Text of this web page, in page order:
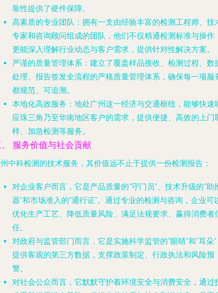
靠性提供了硬件保障。
高素质的专业团队 ：拥有一支由经验丰富的检测工程师、技
专家和咨询顾问组成的团队，他们不仅精通检测标准与操作
更能深入理解行业动态与客户需求，提供针对性解决方案。
严谨的质量管理体系 ：建立了覆盖样品接收、检测过程、数
处理、报告签发全流程的严格质量管理体系，确保每一项服
都规范、可追溯。
本地化高效服务 ：地处广州这一经济与交通枢纽，能够快速
应珠三角乃至华南地区客户的需求，提供便捷、高效的上门
样、加急检测等服务。
服务价值与社会贡献
中科检测的技术服务，其价值远不止于提供一份检测报告：
对企业客户而言 ，它是产品质量的“守门员”、技术升级的“助
器”和市场准入的“通行证”。通过专业的检测与咨询，企业可
优化生产工艺、降低质量风险、满足法规要求、赢得消费者
任。
对政府与监管部门而言 ，它是实施科学监管的“眼睛”和“耳朵
提供客观的第三方数据，支撑政策制定、行政执法和风险预
警。
对社会公众而言 ，它默默守护着环境安全与消费安全，通过